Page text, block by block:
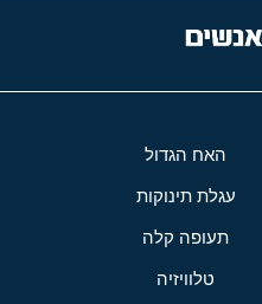
האח הגדול
עגלת תינוקות
תעופה קלה
טלוויזיה